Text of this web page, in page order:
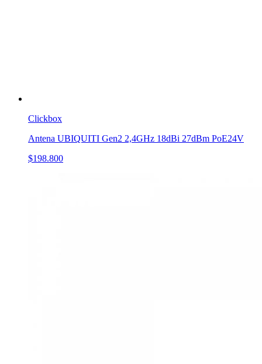
Clickbox
Antena UBIQUITI Gen2 2,4GHz 18dBi 27dBm PoE24V
$198.800